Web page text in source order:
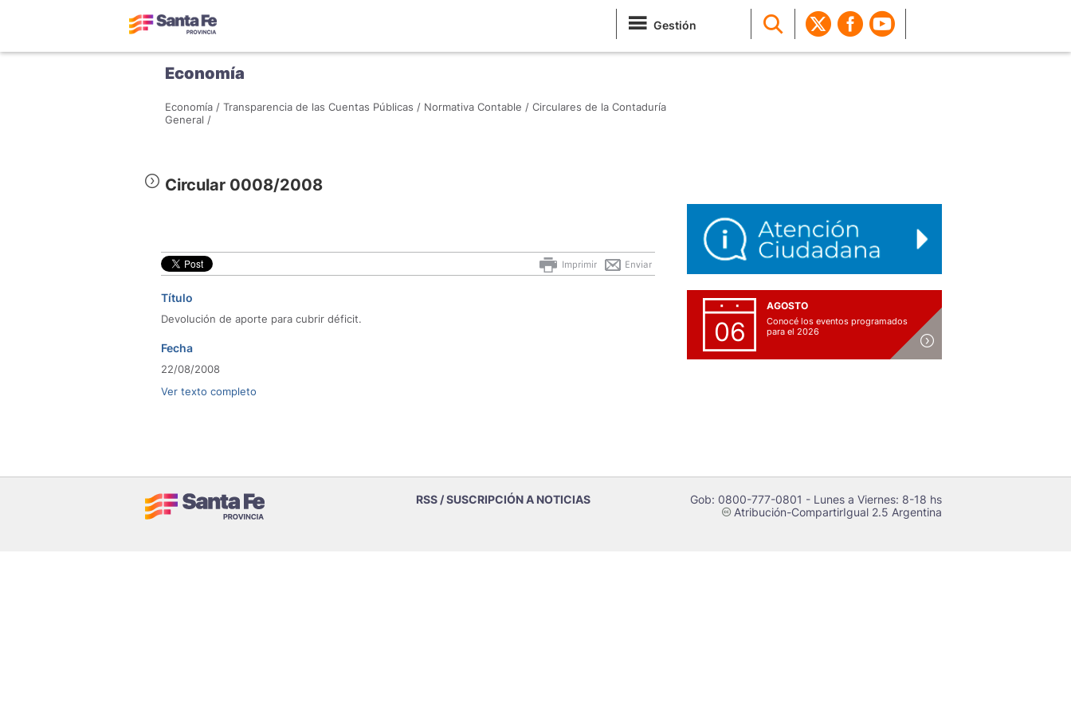
Gestión
Economía
Economía / Transparencia de las Cuentas Públicas / Normativa Contable / Circulares de la Contaduría
General /
Circular 0008/2008
Enviar
Imprimir
Título
Devolución de aporte para cubrir déficit.
Fecha
22/08/2008
Ver texto completo
06
AGOSTO
Conocé los eventos programados
para el 2026
RSS / SUSCRIPCIÓN A NOTICIAS Gob: 0800-777-0801 - Lunes a Viernes: 8-18 hs
cAtribución-CompartirIgual 2.5 Argentina